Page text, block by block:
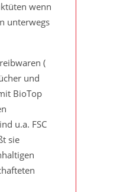
wenn
unterwegs
(
und
BioTop
u.a. FSC
sie